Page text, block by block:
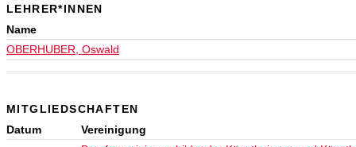
LEHRER*INNEN
Name
OBERHUBER, Oswald
MITGLIEDSCHAFTEN
Datum
Vereinigung